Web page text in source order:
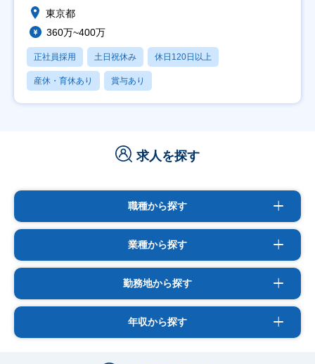
東京都
360万~400万
正社員採用 土日祝休み 休日120日以上
産休・育休あり 賞与あり
求人を探す
職種から探す
業種から探す
勤務地から探す
年収から探す